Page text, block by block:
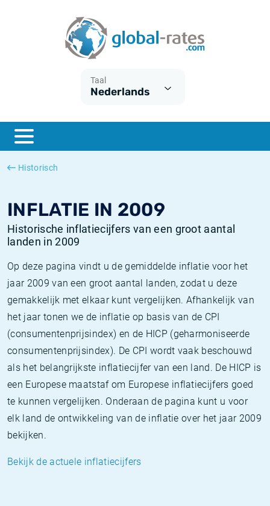
Taal
Nederlands
Historisch
INFLATIE IN 2009
Historische inflatiecijfers van een groot aantal
landen in 2009
Op deze pagina vindt u de gemiddelde inflatie voor het
jaar 2009 van een groot aantal landen, zodat u deze
gemakkelijk met elkaar kunt vergelijken. Afhankelijk van
het jaar tonen we de inflatie op basis van de CPI
(consumentenprijsindex) en de HICP (geharmoniseerde
consumentenprijsindex). De CPI wordt vaak beschouwd
als het belangrijkste inflatiecijfer van een land. De HICP is
een Europese maatstaf om Europese inflatiecijfers goed
te kunnen vergelijken. Onderaan de pagina kunt u voor
elk land de ontwikkeling van de inflatie over het jaar 2009
bekijken.
Bekijk de actuele inflatiecijfers
ESTER
SONIA
Wat is CPI inflatie?
Wat is HICP inflatie?
Nederlandse inflatie - CPI
Amerikaanse inflatie - CPI
Euribor historie
SOFR historie
TONAR historie
Inflatiecalculator